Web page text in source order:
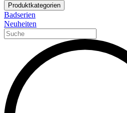
Produktkategorien
Badserien
Neuheiten